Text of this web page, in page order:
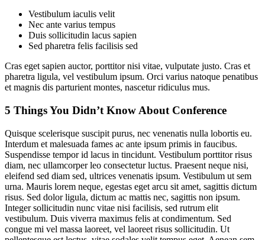
Vestibulum iaculis velit
Nec ante varius tempus
Duis sollicitudin lacus sapien
Sed pharetra felis facilisis sed
Cras eget sapien auctor, porttitor nisi vitae, vulputate justo. Cras et
pharetra ligula, vel vestibulum ipsum. Orci varius natoque penatibus
et magnis dis parturient montes, nascetur ridiculus mus.
5 Things You Didn’t Know About Conference
Quisque scelerisque suscipit purus, nec venenatis nulla lobortis eu.
Interdum et malesuada fames ac ante ipsum primis in faucibus.
Suspendisse tempor id lacus in tincidunt. Vestibulum porttitor risus
diam, nec ullamcorper leo consectetur luctus. Praesent neque nisi,
eleifend sed diam sed, ultrices venenatis ipsum. Vestibulum ut sem
urna. Mauris lorem neque, egestas eget arcu sit amet, sagittis dictum
risus. Sed dolor ligula, dictum ac mattis nec, sagittis non ipsum.
Integer sollicitudin nunc vitae nisi facilisis, sed rutrum elit
vestibulum. Duis viverra maximus felis at condimentum. Sed
congue mi vel massa laoreet, vel laoreet risus sollicitudin. Ut